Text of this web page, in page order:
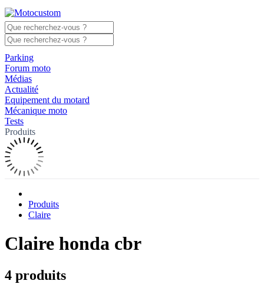
Parking
Forum moto
Médias
Actualité
Equipement du motard
Mécanique moto
Tests
Produits
Produits
Claire
Claire honda cbr
4 produits